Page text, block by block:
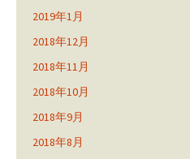
2019年1月
2018年12月
2018年11月
2018年10月
2018年9月
2018年8月